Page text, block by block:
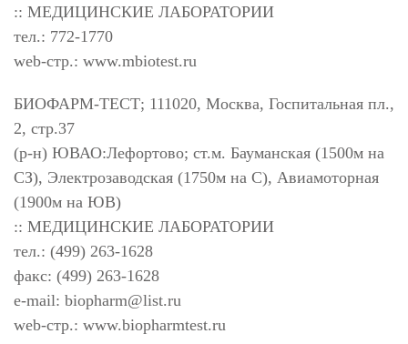
:: МЕДИЦИНСКИЕ ЛАБОРАТОРИИ
тел.: 772-1770
web-стр.: www.mbiotest.ru
БИОФАРМ-ТЕСТ; 111020, Москва, Госпитальная пл.,
2, стр.37
(р-н) ЮВАО:Лефортово; ст.м. Бауманская (1500м на
СЗ), Электрозаводская (1750м на С), Авиамоторная
(1900м на ЮВ)
:: МЕДИЦИНСКИЕ ЛАБОРАТОРИИ
тел.: (499) 263-1628
факс: (499) 263-1628
e-mail: biopharm@list.ru
web-стр.: www.biopharmtest.ru